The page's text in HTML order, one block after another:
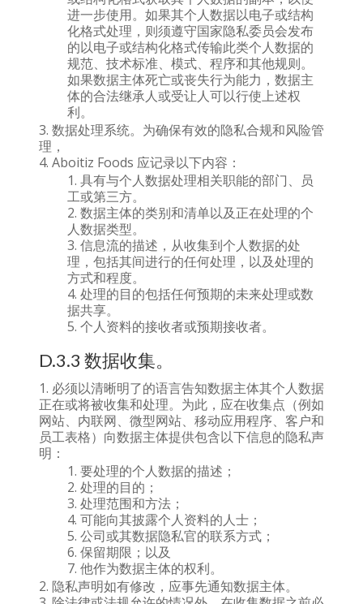
进一步使用。如果其个人数据以电子或结构
化格式处理，则须遵守国家隐私委员会发布
的以电子或结构化格式传输此类个人数据的
规范、技术标准、模式、程序和其他规则。
如果数据主体死亡或丧失行为能力，数据主
体的合法继承人或受让人可以行使上述权
利。
数据处理系统。为确保有效的隐私合规和风险管
理，
Aboitiz Foods 应记录以下内容：
具有与个人数据处理相关职能的部门、员
工或第三方。
数据主体的类别和清单以及正在处理的个
人数据类型。
信息流的描述，从收集到个人数据的处
理，包括其间进行的任何处理，以及处理的
方式和程度。
处理的目的包括任何预期的未来处理或数
据共享。
个人资料的接收者或预期接收者。
D.3.3 数据收集。
必须以清晰明了的语言告知数据主体其个人数据
正在或将被收集和处理。为此，应在收集点（例如
网站、内联网、微型网站、移动应用程序、客户和
员工表格）向数据主体提供包含以下信息的隐私声
明：
要处理的个人数据的描述；
处理的目的；
处理范围和方法；
可能向其披露个人资料的人士；
公司或其数据隐私官的联系方式；
保留期限；以及
他作为数据主体的权利。
隐私声明如有修改，应事先通知数据主体。